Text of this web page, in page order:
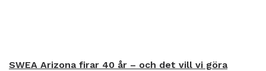
SWEA Arizona firar 40 år – och det vill vi göra